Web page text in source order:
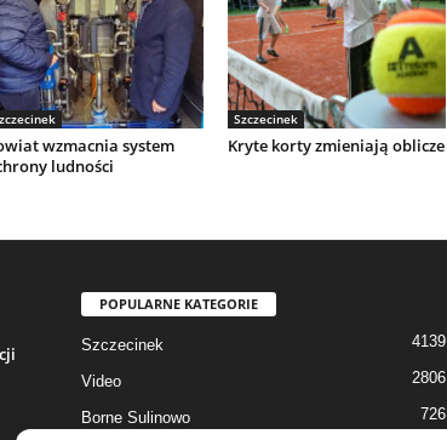
wzmacnia system
ludności
Szczecinek
Kryte korty zmieniają oblicze
POPULARNE KATEGORIE
Szczecinek 4139
Video 2806
Borne Sulinowo 726